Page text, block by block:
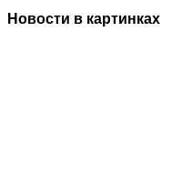
Новости в картинках